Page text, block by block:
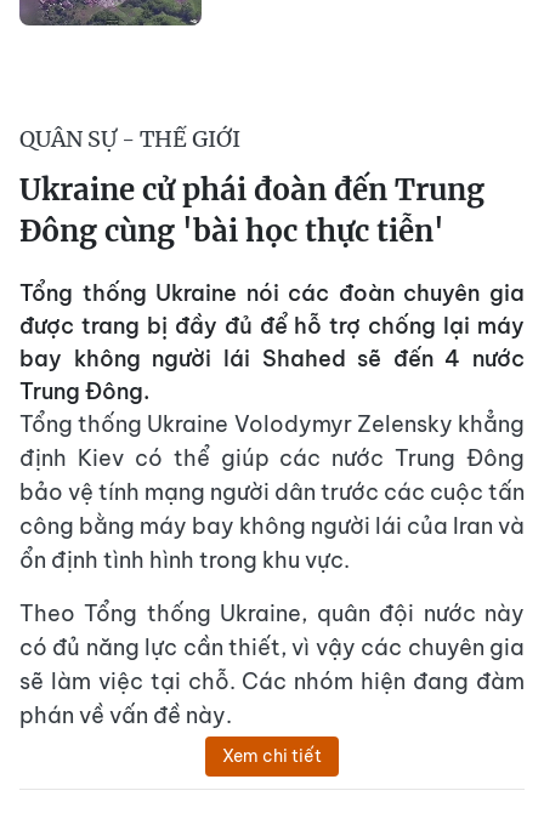
QUÂN SỰ - THẾ GIỚI
Ukraine cử phái đoàn đến Trung
Đông cùng 'bài học thực tiễn'
Tổng thống Ukraine nói các đoàn chuyên gia
được trang bị đầy đủ để hỗ trợ chống lại máy
bay không người lái Shahed sẽ đến 4 nước
Trung Đông.
Tổng thống Ukraine Volodymyr Zelensky khẳng
định Kiev có thể giúp các nước Trung Đông
bảo vệ tính mạng người dân trước các cuộc tấn
công bằng máy bay không người lái của Iran và
ổn định tình hình trong khu vực.
Theo Tổng thống Ukraine, quân đội nước này
có đủ năng lực cần thiết, vì vậy các chuyên gia
sẽ làm việc tại chỗ. Các nhóm hiện đang đàm
phán về vấn đề này.
Xem chi tiết